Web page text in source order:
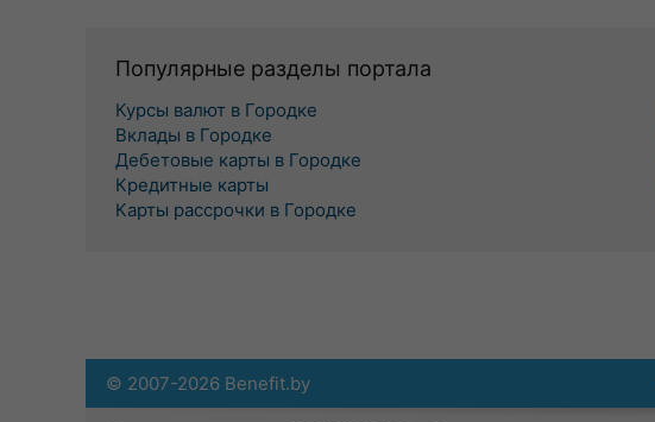
Популярные разделы портала
Курсы валют в Городке
Вклады в Городке
Дебетовые карты в Городке
Кредитные карты
Карты рассрочки в Городке
© 2007-2026 Benefit.by